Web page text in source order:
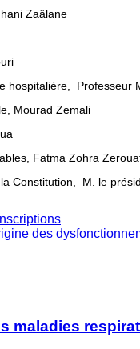
Zaâlane
hospitalière, Professeur
Mourad Zemali
Fatma Zohra
Constitution, M. le
des
maladies